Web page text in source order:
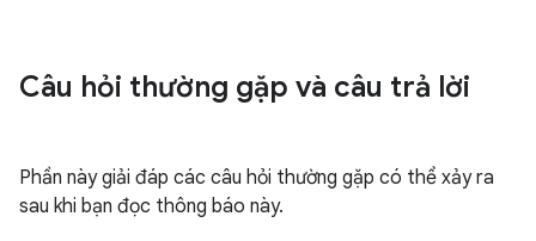
Câu hỏi thường gặp và câu trả lời
Phần này giải đáp các câu hỏi thường gặp có thể xảy ra
sau khi bạn đọc thông báo này.